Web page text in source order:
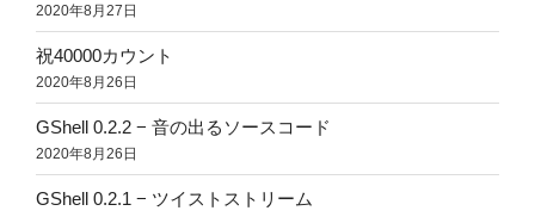
2020年8月27日
祝40000カウント
2020年8月26日
GShell 0.2.2 − 音の出るソースコード
2020年8月26日
GShell 0.2.1 − ツイストストリーム